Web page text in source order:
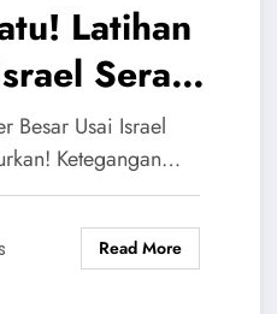
Latihan
Serang
Besar Usai Israel
Ketegangan…
Read More